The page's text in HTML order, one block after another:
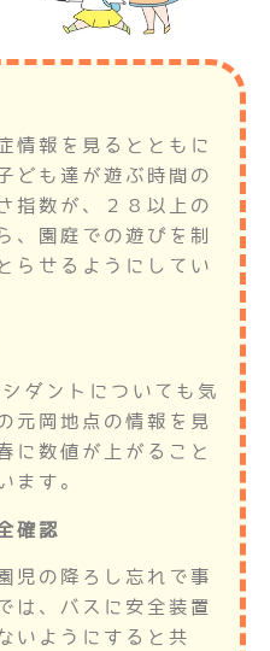
情報を見るとともに
ども達が遊ぶ時間の
指数が、２８以上の
、園庭での遊びを制
らせるようにしてい
ダントについても気
元岡地点の情報を見
に数値が上がること
ます。
確認
児の降ろし忘れで事
は、バスに安全装置
いようにすると共